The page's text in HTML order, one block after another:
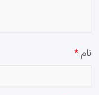
نام *